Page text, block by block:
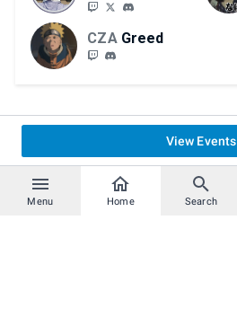
Menu Home Search
CZA Greed
View Events